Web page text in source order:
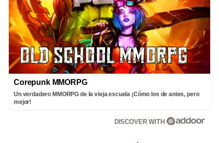
Corepunk MMORPG
Un verdadero MMORPG de la vieja escuela ¡Cómo los de antes, pero
mejor!
DISCOVER WITH